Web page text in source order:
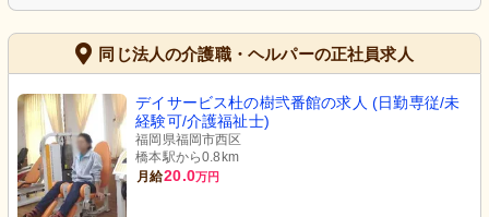
同じ法人の介護職・ヘルパーの正社員求人
デイサービス杜の樹弐番館の求人 (日勤専従/未
経験可/介護福祉士)
福岡県福岡市西区
橋本駅から0.8km
月給20.0万円